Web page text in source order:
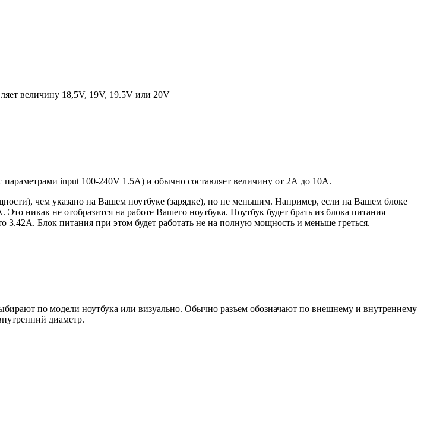
величину 18,5V, 19V, 19.5V или 20V
input 100-240V 1.5A) и обычно составляет величину от 2А до 10A.
чем указано на Вашем ноутбуке (зарядке), но не меньшим. Например, если на Вашем блоке
никак не отобразится на работе Вашего ноутбука. Ноутбук будет брать из блока питания
Блок питания при этом будет работать не на полную мощность и меньше греться.
по модели ноутбука или визуально. Обычно разъем обозначают по внешнему и внутреннему
диаметр.